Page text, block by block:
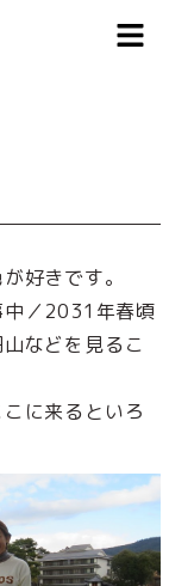
好きです。
中／2031年春頃
などを見るこ
に来るといろ